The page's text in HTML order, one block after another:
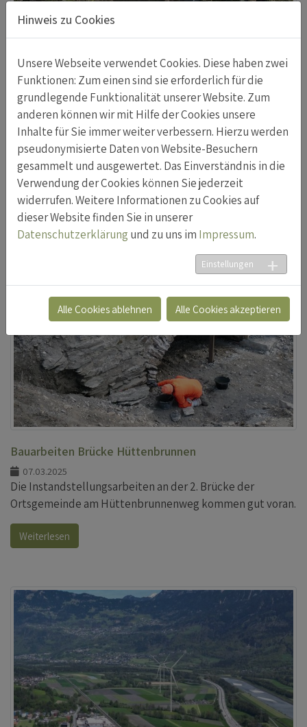
Weidepflege Malanser- und Schanerholz
13.03.2025
Die Verbuschung der Weideflächen in den
Sömmerungsgebieten hat in den letzten Jahren stark
zugenommen.
Weiterlesen
Bauarbeiten Brücke Hüttenbrunnen
07.03.2025
Die Instandstellungsarbeiten an der 2. Brücke der
Ortsgemeinde am Hüttenbrunnenweg kommen gut voran.
Weiterlesen
Hinweis zu Cookies
Unsere Webseite verwendet Cookies. Diese haben zwei
Funktionen: Zum einen sind sie erforderlich für die
grundlegende Funktionalität unserer Website. Zum
anderen können wir mit Hilfe der Cookies unsere
Inhalte für Sie immer weiter verbessern. Hierzu werden
pseudonymisierte Daten von Website-Besuchern
gesammelt und ausgewertet. Das Einverständnis in die
Verwendung der Cookies können Sie jederzeit
widerrufen. Weitere Informationen zu Cookies auf
dieser Website finden Sie in unserer
Datenschutzerklärung und zu uns im Impressum.
Einstellungen
Alle Cookies ablehnen Alle Cookies akzeptieren